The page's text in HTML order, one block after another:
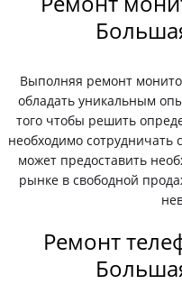
Выполняя ремонт
обладать уникальным
того чтобы решить
необходимо сотрудничать
может предоставить
рынке в свободной
Ремонт